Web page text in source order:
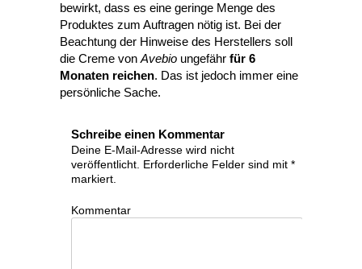
bewirkt, dass es eine geringe Menge des
Produktes zum Auftragen nötig ist. Bei der
Beachtung der Hinweise des Herstellers soll
die Creme von Avebio ungefähr für 6
Monaten reichen. Das ist jedoch immer eine
persönliche Sache.
Schreibe einen Kommentar
Deine E-Mail-Adresse wird nicht
veröffentlicht. Erforderliche Felder sind mit *
markiert.
Kommentar